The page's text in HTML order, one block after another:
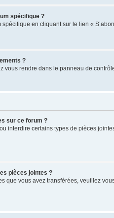
spécifique ?
en cliquant sur le lien «
?
vous rendre dans le panneau de
sur ce forum ?
interdire certains types de pièces
pièces jointes ?
que vous avez transférées, veuillez